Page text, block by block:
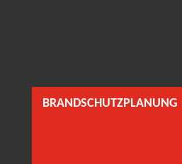
BRANDSCHUTZPLANUNG